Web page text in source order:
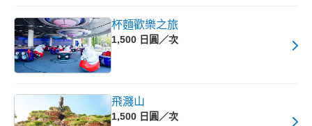
杯麵歡樂之旅
1,500 日圓／次
飛濺山
1,500 日圓／次